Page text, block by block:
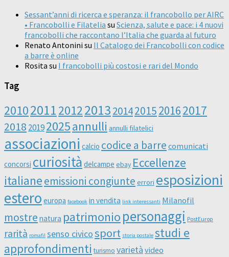
Sessant’anni di ricerca e speranza: il francobollo per AIRC
• Francobolli e Filatelia su Scienza, salute e pace: i 4 nuovi
francobolli che raccontano l’Italia che guarda al futuro
Renato Antonini su Il Catalogo dei Francobolli con codice
a barre è online
Rosita su I francobolli più costosi e rari del Mondo
Tag
20102011201220132014201520162017
2018 20192025annulli annulli filatelici
associazioni calcio codice a barre comunicati
concorsi curiosità delcampe ebay Eccellenze
italianeemissioni congiunte errori esposizioni
estero europa facebook in vendita link interessanti Milanofil
mostre natura patrimonio personaggi PostEurop
rarità romafil senso civicosport storia postale studi e
approfondimenti turismo varietà video